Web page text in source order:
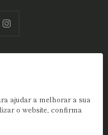
ajudar a melhorar a sua
o website, confirma